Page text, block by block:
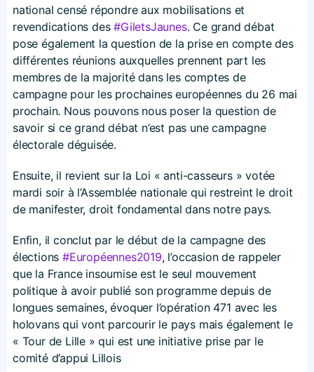
national censé répondre aux mobilisations et
revendications des#GiletsJaunes. Ce grand débat
pose également la question de la prise en compte des
différentes réunions auxquelles prennent part les
membres de la majorité dans les comptes de
campagne pour les prochaines européennes du 26 mai
prochain. Nous pouvons nous poser la question de
savoir si ce grand débat n’est pas une campagne
électorale déguisée.
Ensuite, il revient sur la Loi « anti-casseurs » votée
mardi soir à l’Assemblée nationale qui restreint le droit
de manifester, droit fondamental dans notre pays.
Enfin, il conclut par le début de la campagne des
élections #Européennes2019, l’occasion de rappeler
que la France insoumise est le seul mouvement
politique à avoir publié son programme depuis de
longues semaines, évoquer l’opération 471 avec les
holovans qui vont parcourir le pays mais également le
« Tour de Lille » qui est une initiative prise par le
comité d’appui Lillois